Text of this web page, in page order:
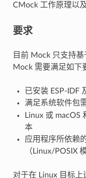
CMock 工作原理以
要求
目前 Mock 只支持
Mock 需要满足如下
已安装 ESP-IDF
满足系统软件包
Linux 或 macOS
本
应用程序所依赖
（Linux/POSIX
对于在 Linux 目标